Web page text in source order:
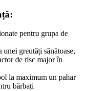
pentru grupa de
greutăți sănătoase,
de risc major în
la maximum un pahar
bărbați